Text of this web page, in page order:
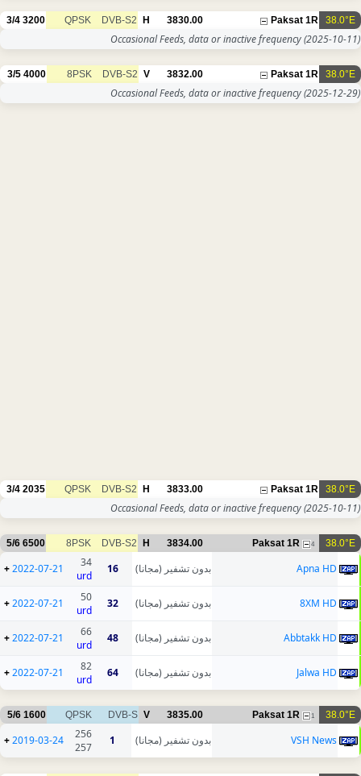
38.0°E
Paksat 1R
3830.00
H
DVB-S2
QPSK
3200
3/4
Occasional Feeds, data or inactive frequency(2025-10-11)
38.0°E
Paksat 1R
3832.00
V
DVB-S2
8PSK
4000
3/5
Occasional Feeds, data or inactive frequency(2025-12-29)
38.0°E
Paksat 1R
3833.00
H
DVB-S2
QPSK
2035
3/4
Occasional Feeds, data or inactive frequency(2025-10-11)
38.0°E
Paksat 1R 4
3834.00
H
DVB-S2
8PSK
6500
5/6
Apna HD بدون تشفير (مجانا) 16
34
urd
2022-07-21
+
8XM HD بدون تشفير (مجانا) 32
50
urd
2022-07-21
+
Abbtakk HD بدون تشفير (مجانا) 48
66
urd
2022-07-21
+
Jalwa HD بدون تشفير (مجانا) 64
82
urd
2022-07-21
+
38.0°E
Paksat 1R 1
3835.00
V
DVB-S
QPSK
1600
5/6
VSH News بدون تشفير (مجانا) 1
256
257
2019-03-24
+